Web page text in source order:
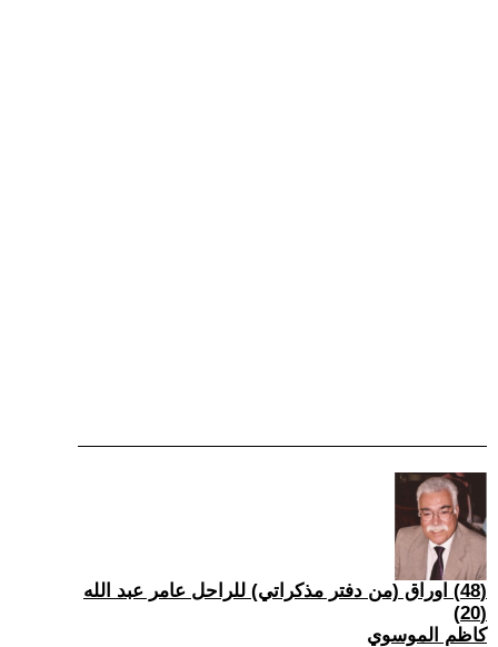
(48) اوراق (من دفتر مذكراتي) للراحل عامر عبد الله
(20)
كاظم الموسوي